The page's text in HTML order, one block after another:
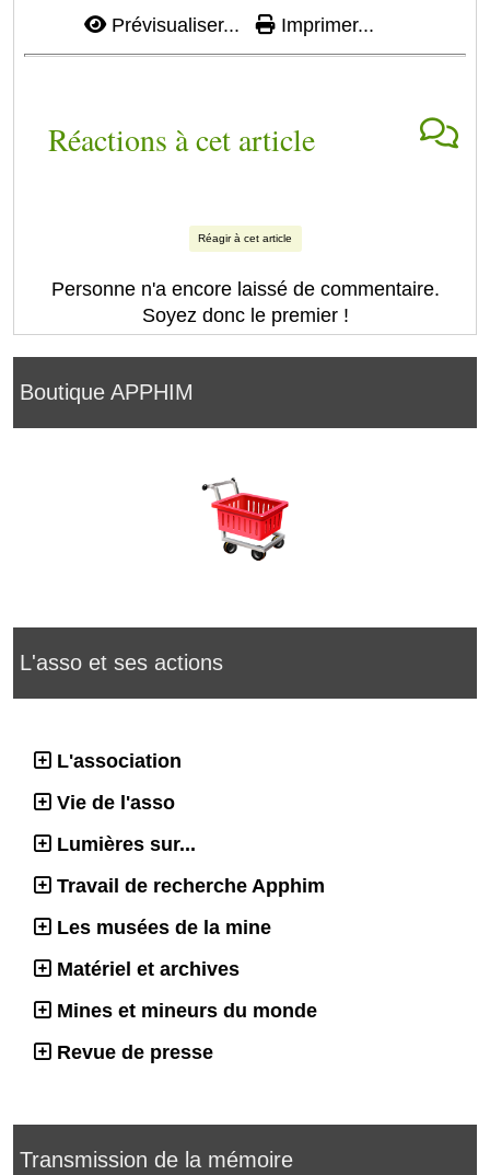
Boutique APPHIM
L'asso et ses actions
L'association
Vie de l'asso
Lumières sur...
Travail de recherche Apphim
Les musées de la mine
Matériel et archives
Mines et mineurs du monde
Revue de presse
Transmission de la mémoire
Prévisualiser... Imprimer...
Réactions à cet article
Réagir à cet article
Personne n'a encore laissé de commentaire.
Soyez donc le premier !